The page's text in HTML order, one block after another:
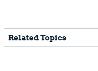
Related Topics